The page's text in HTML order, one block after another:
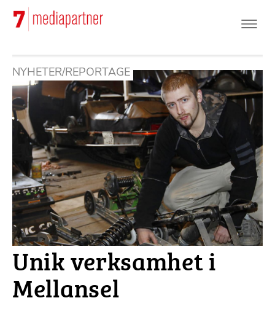
Hoppa
huvudinnehåll
NYHETER/REPORTAGE
Unik verksamhet i
Mellansel